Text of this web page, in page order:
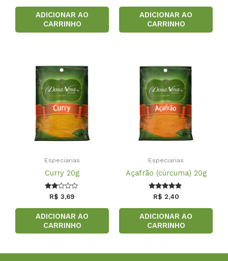
ADICIONAR AO
CARRINHO
ADICIONAR AO
CARRINHO
Especiarias
Curry 20g
Avaliação
2.00
de 5
R$ 3,69
ADICIONAR AO
CARRINHO
Especiarias
Açafrão (cúrcuma) 20g
Avaliação
5.00
de 5
R$ 2,40
ADICIONAR AO
CARRINHO